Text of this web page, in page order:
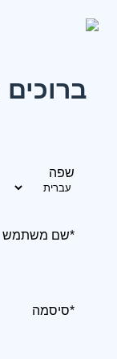
שפה
*שם משתמש
*סיסמה